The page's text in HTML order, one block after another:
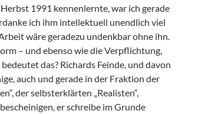
1991 kennenlernte, war ich gerade
ich ihm intellektuell unendlich viel
wäre geradezu undenkbar ohne ihn.
– und ebenso wie die Verpflichtung,
das? Richards Feinde, und davon
auch und gerade in der Fraktion der
der selbsterklärten „Realisten“,
er schreibe im Grunde